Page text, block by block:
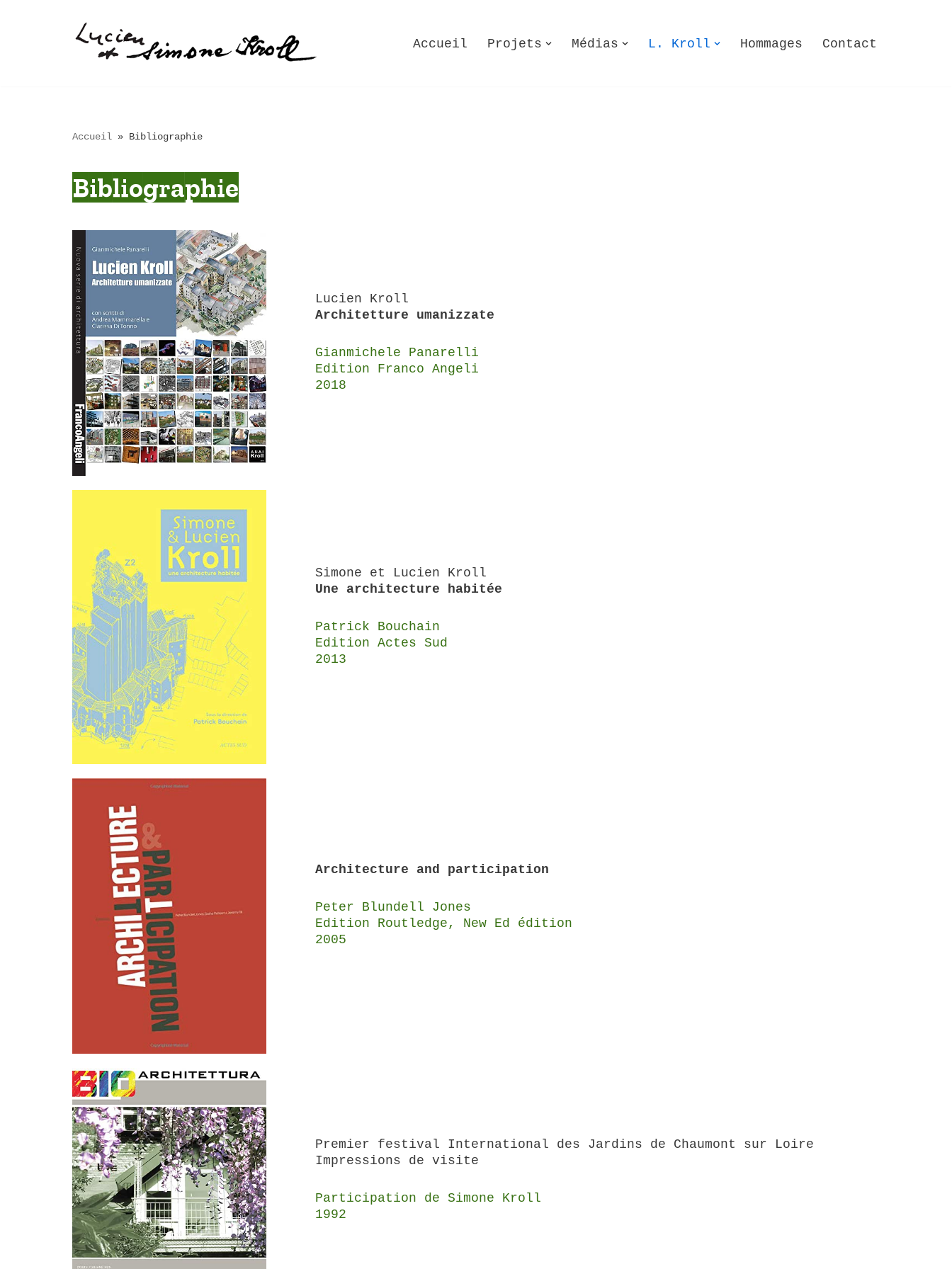
Accueil Projets Médias L. Kroll Hommages Contact
Accueil » Bibliographie
Bibliographie
Lucien Kroll
Architetture umanizzate
Gianmichele Panarelli
Edition Franco Angeli
2018
Simone et Lucien Kroll
Une architecture habitée
Patrick Bouchain
Edition Actes Sud
2013
Architecture and participation
Peter Blundell Jones
Edition Routledge, New Ed édition
2005
Premier festival International des Jardins de Chaumont sur Loire
Impressions de visite
Participation de Simone Kroll
1992